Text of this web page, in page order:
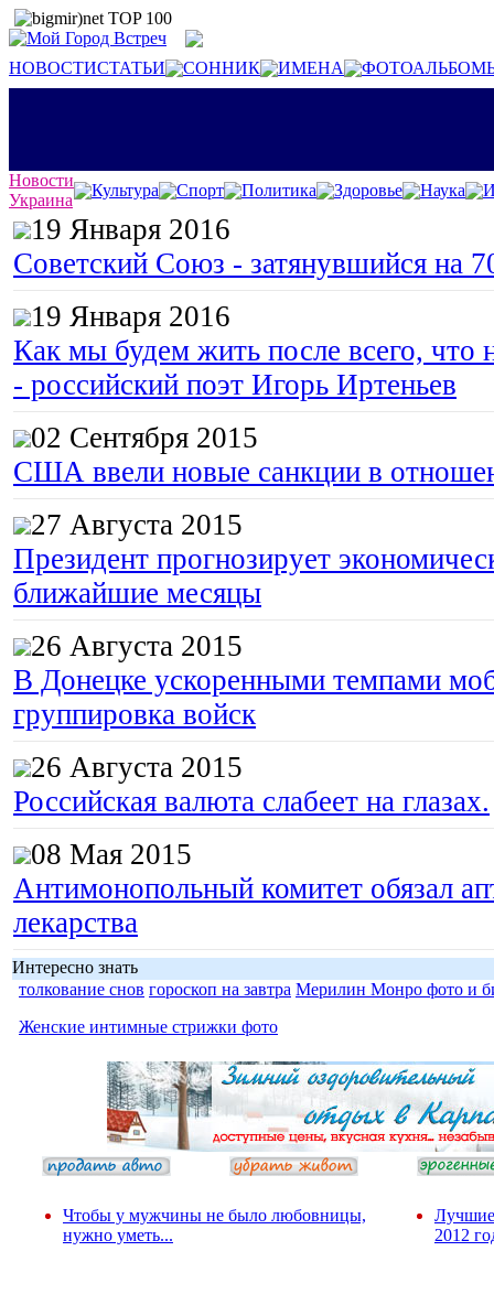
НОВОСТИСТАТЬИ СОННИК ИМЕНА
Новости
Украина
Культура Спорт Политика Здоровье Наука
19 Января 2016
Советский Союз - затянувшийся на
19 Января 2016
Как мы будем жить после всего, что
- российский поэт Игорь Иртеньев
02 Сентября 2015
США ввели новые санкции в
27 Августа 2015
Президент прогнозирует
ближайшие месяцы
26 Августа 2015
В Донецке ускоренными темпами
группировка войск
26 Августа 2015
Российская валюта слабеет на глазах.
08 Мая 2015
Антимонопольный комитет обязал
лекарства
Интересно знать
толкование снов гороскоп на завтра Мерилин Монро фото и
Женские интимные стрижки фото
Чтобы у мужчины не было любовницы,
нужно уметь...
Лучшие
2012